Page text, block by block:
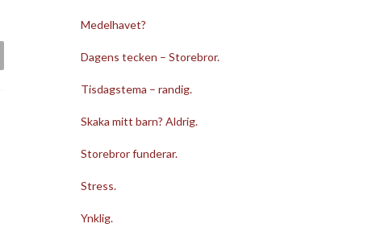
Medelhavet?
Dagens tecken – Storebror.
Tisdagstema – randig.
Skaka mitt barn? Aldrig.
Storebror funderar.
Stress.
Ynklig.